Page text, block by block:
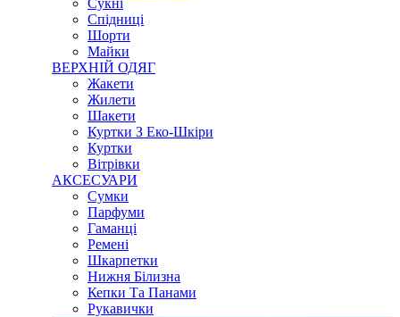
Сукні
Спідниці
Шорти
Майки
ВЕРХНІЙ ОДЯГ
Жакети
Жилети
Шакети
Куртки З Еко-Шкіри
Куртки
Вітрівки
АКСЕСУАРИ
Сумки
Парфуми
Гаманці
Ремені
Шкарпетки
Нижня Білизна
Кепки Та Панами
Рукавички